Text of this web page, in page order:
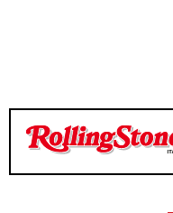
TEMPO DI LETTURA 3
TEMPO DI LETTURA 3